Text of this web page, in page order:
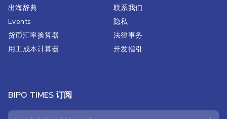
出海辞典
Events
货币汇率换算器
用工成本计算器
联系我们
隐私
法律事务
开发指引
BIPO TIMES 订阅